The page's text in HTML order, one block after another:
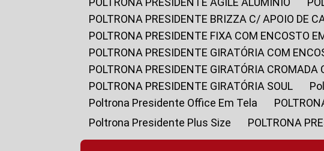
POLTRONA PRESIDENTE BRIZZA C/ APOIO DE
POLTRONA PRESIDENTE FIXA COM ENCOSTO
POLTRONA PRESIDENTE GIRATÓRIA COM
POLTRONA PRESIDENTE GIRATÓRIA
POLTRONA PRESIDENTE GIRATÓRIA SOUL
Poltrona Presidente Office Em Tela
Poltrona Presidente Plus Size
POLTRONA